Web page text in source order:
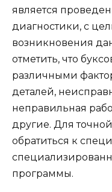
является
диагностики, с
возникновения
отметить, что
различными
деталей,
неправильная
другие. Для
обратиться к
программы.